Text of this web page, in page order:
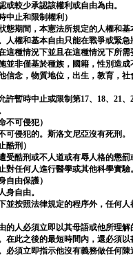
或較少承認該權利或自由為由。
中止和限制權利）
態期間，本憲法所規定的人權和
人權和基本自由只能在戰爭或緊
這種情況下並且在這種情況下所需
並非僅基於種族，國籍，性別造
信念，物質地位，出生，教育，
許暫時中止或限制第17、18、21、
不可侵犯）
可侵犯的。斯洛文尼亞沒有死刑。
酷刑）
受酷刑或不人道或有辱人格的懲罰
對任何人進行醫學或其他科學實驗。
自由保護）
身自由。
並按照法律規定的程序外，任何人
的人必須立即以其母語或他所理解
在此之後的最短時間內，還必須
必須立即指示他沒有義務做任何